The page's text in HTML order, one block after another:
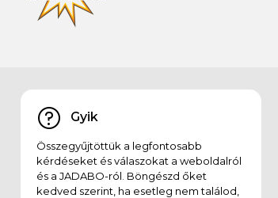
Gyik
Összegyűjtöttük a legfontosabb
kérdéseket és válaszokat a weboldalról
és a JADABO-ról. Böngészd őket
kedved szerint, ha esetleg nem találod,